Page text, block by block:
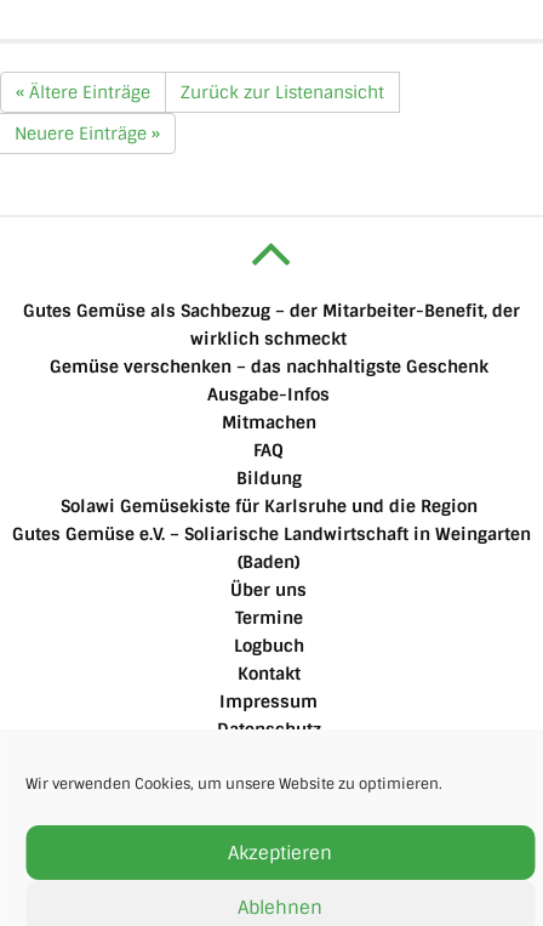
Wir verwenden Cookies, um unsere Website zu optimieren.
Akzeptieren
Ablehnen
« Ältere Einträge
Zurück zur Listenansicht
Neuere Einträge »
Gutes Gemüse als Sachbezug – der Mitarbeiter-Benefit, der
wirklich schmeckt
Gemüse verschenken – das nachhaltigste Geschenk
Ausgabe-Infos
Mitmachen
FAQ
Bildung
Solawi Gemüsekiste für Karlsruhe und die Region
Gutes Gemüse e.V. – Soliarische Landwirtschaft in Weingarten
(Baden)
Über uns
Termine
Logbuch
Kontakt
Impressum
Datenschutz
Für Mitglieder